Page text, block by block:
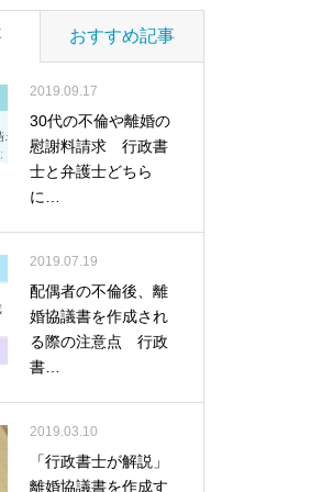
おすすめ記事
2019.09.17
30代の不倫や離婚の
慰謝料請求 行政書
士と弁護士どちら
に…
2019.07.19
配偶者の不倫後、離
婚協議書を作成され
る際の注意点 行政
書…
2019.03.10
「行政書士が解説」
離婚協議書を作成す